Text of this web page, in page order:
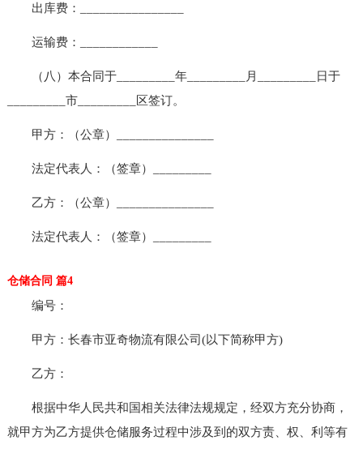
出库费：________________
运输费：____________
（八）本合同于_________年_________月_________日于
_________市_________区签订。
甲方：（公章）_______________
法定代表人：（签章）_________
乙方：（公章）_______________
法定代表人：（签章）_________
仓储合同 篇4
编号：
甲方：长春市亚奇物流有限公司(以下简称甲方)
乙方：
根据中华人民共和国相关法律法规规定，经双方充分协商，
就甲方为乙方提供仓储服务过程中涉及到的双方责、权、利等有